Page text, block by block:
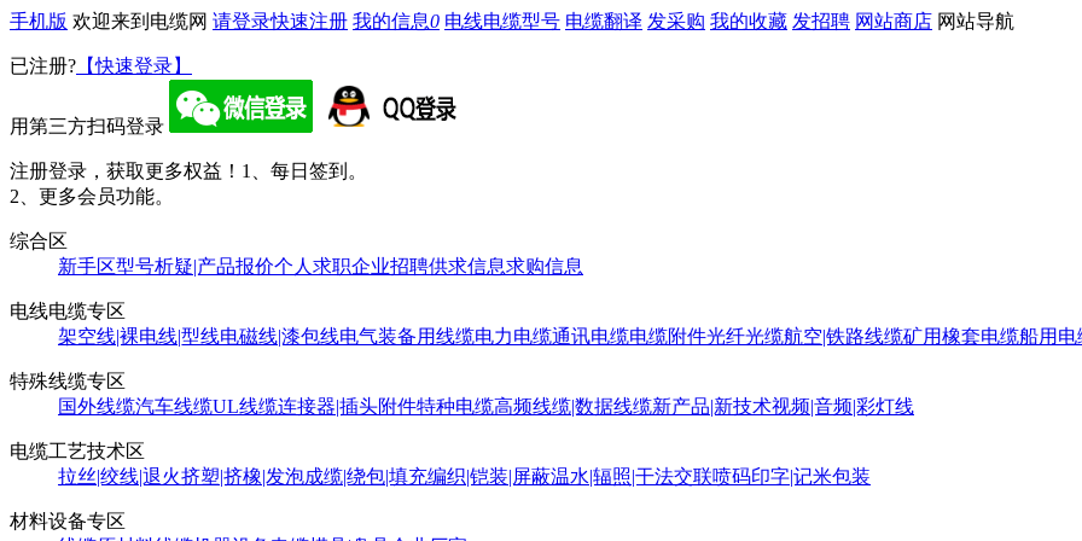
手机版 欢迎来到电缆网 请登录快速注册 我的信息0 电线电缆型号 电缆翻译 发采购 我的收藏 发招聘 网站商店 网站导航
已注册? 【快速登录】
用第三方扫码登录
注册登录，获取更多权益！ 1、每日签到。
2、更多会员功能。
综合区
新手区型号析疑|产品报价个人求职企业招聘供求信息求购信息
电线电缆专区
架空线|裸电线|型线电磁线|漆包线电气装备用线缆电力电缆通讯电缆电缆附件光纤光缆航空|铁路线缆矿用橡套电缆船用电
特殊线缆专区
国外线缆汽车线缆UL线缆连接器|插头附件特种电缆高频线缆|数据线缆新产品|新技术视频|音频|彩灯线
电缆工艺技术区
拉丝|绞线|退火挤塑|挤橡|发泡成缆|绕包|填充编织|铠装|屏蔽温水|辐照|干法交联喷码印字|记米包装
材料设备专区